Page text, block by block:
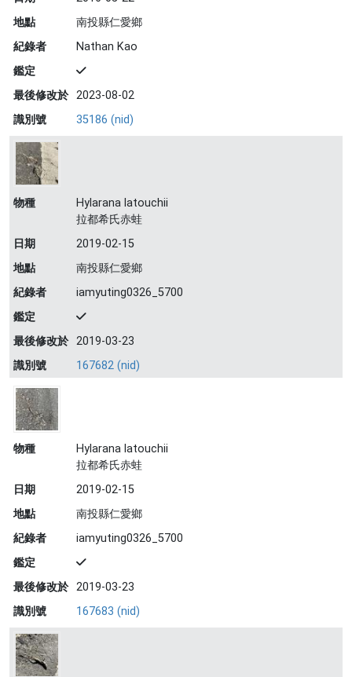
地點
南投縣仁愛鄉
紀錄者
Nathan Kao
鑑定
最後修改於 2023-08-02
識別號
35186 (nid)
物種
Hylarana latouchii
拉都希氏赤蛙
日期
2019-02-15
地點
南投縣仁愛鄉
紀錄者
iamyuting0326_5700
鑑定
最後修改於 2019-03-23
識別號
167682 (nid)
物種
Hylarana latouchii
拉都希氏赤蛙
日期
2019-02-15
地點
南投縣仁愛鄉
紀錄者
iamyuting0326_5700
鑑定
最後修改於 2019-03-23
識別號
167683 (nid)